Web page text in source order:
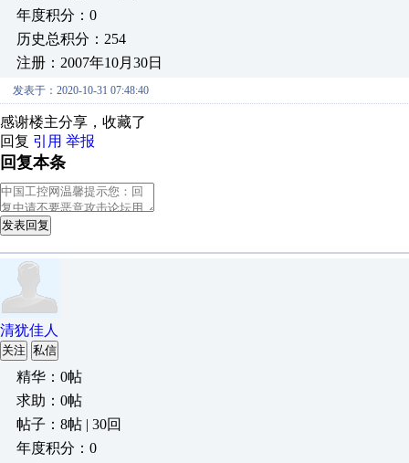
年度积分：0
历史总积分：254
注册：2007年10月30日
发表于：2020-10-31 07:48:40
感谢楼主分享，收藏了
回复 引用 举报
回复本条
发表回复
清犹佳人
关注 私信
精华：0帖
求助：0帖
帖子：8帖 | 30回
年度积分：0